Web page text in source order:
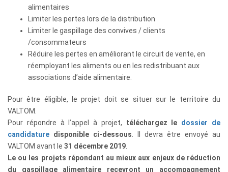
alimentaires
Limiter les pertes lors de la distribution
Limiter le gaspillage des convives / clients
/consommateurs
Réduire les pertes en améliorant le circuit de vente, en
réemployant les aliments ou en les redistribuant aux
associations d’aide alimentaire.
Pour être éligible, le projet doit se situer sur le territoire du
VALTOM.
Pour répondre à l’appel à projet, téléchargez le dossier de
candidature disponible ci-dessous . Il devra être envoyé au
VALTOM avant le 31 décembre 2019
Le ou les projets répondant au mieux aux enjeux de réduction
du gaspillage alimentaire recevront un accompagnement